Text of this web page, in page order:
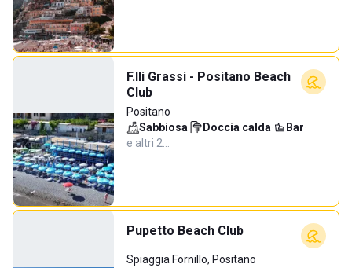
F.lli Grassi - Positano Beach
Club
Positano
Sabbiosa· Doccia calda· Bar·
e altri 2…
Pupetto Beach Club
Spiaggia Fornillo, Positano